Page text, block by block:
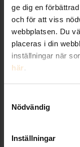
ge dig en
och för att viss
webbplatsen. Du
placeras i din
inställningar när
här.
Nödvändig
Inställningar
i detta område
för oss har varit
berätta om allt
kvarter. Såväl
dolt bakom
och inspirera
att bidra till ett
hållbar värld,
Juryns